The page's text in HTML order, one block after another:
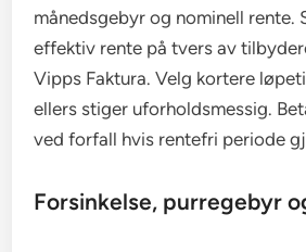
månedsgebyr og nominell rente.
effektiv rente på tvers av
Vipps Faktura. Velg kortere
ellers stiger uforholdsmessig.
ved forfall hvis rentefri periode
Forsinkelse, purregebyr